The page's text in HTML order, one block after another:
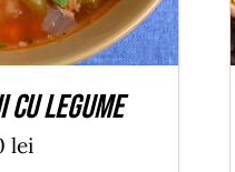
cu legume
lei